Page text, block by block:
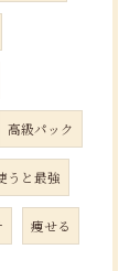
高級パック
うと最強
痩せる